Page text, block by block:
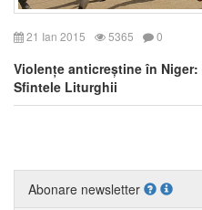
21 Ian 2015 5365 0
Violențe anticreștine în
Sfintele Liturghii
Abonare newsletter